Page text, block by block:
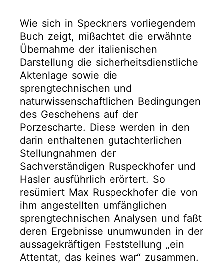
Wie sich in Speckners vorliegendem
Buch zeigt, mißachtet die erwähnte
Übernahme der italienischen
Darstellung die sicherheitsdienstliche
Aktenlage sowie die
sprengtechnischen und
naturwissenschaftlichen Bedingungen
des Geschehens auf der
Porzescharte. Diese werden in den
darin enthaltenen gutachterlichen
Stellungnahmen der
Sachverständigen Ruspeckhofer und
Hasler ausführlich erörtert. So
resümiert Max Ruspeckhofer die von
ihm angestellten umfänglichen
sprengtechnischen Analysen und faßt
deren Ergebnisse unumwunden in der
aussagekräftigen Feststellung „ein
Attentat, das keines war“ zusammen.